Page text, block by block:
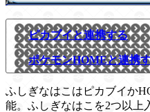
ピカブイと連携する
ポケモンHOMEと連携
ふしぎなはこはピカブイか
能。ふしぎなはこを2つ以上